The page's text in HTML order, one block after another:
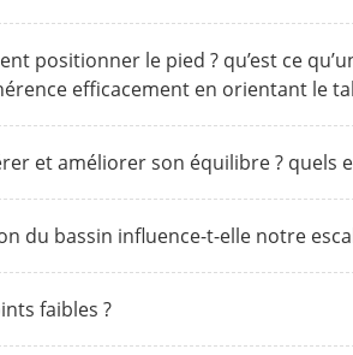
positionner le pied ? qu’est ce
efficacement en orientant le
et améliorer son équilibre ? quels
du bassin influence-t-elle notre
faibles ?